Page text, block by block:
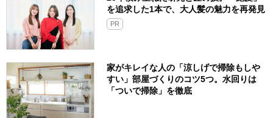
を追求した1本で、大人髪の魅力を再発見
PR
家がキレイな人の「涼しげで掃除もしや
すい」部屋づくりのコツ5つ。水回りは
「ついで掃除」を徹底